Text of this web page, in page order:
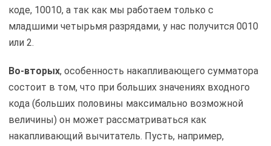
коде, 10010, а так как мы работаем только с
младшими четырьмя разрядами, у нас получится 0010
или 2.
Во-вторых, особенность накапливающего сумматора
состоит в том, что при больших значениях входного
кода (больших половины максимально возможной
величины) он может рассматриваться как
накапливающий вычитатель. Пусть, например,